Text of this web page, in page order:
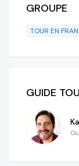
GROUPE
TOUR EN
GUIDE